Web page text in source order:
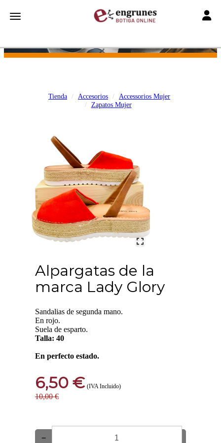
Toggle navigation
Tienda Accesorios
Accessorios Mujer
Zapatos Mujer
Alpargatas de la
marca Lady Glory
Sandalias de segunda mano.
En rojo.
Suela de esparto.
Talla: 40
En perfecto estado.
6,50 € (IVA Incluido)
10,00 €
−